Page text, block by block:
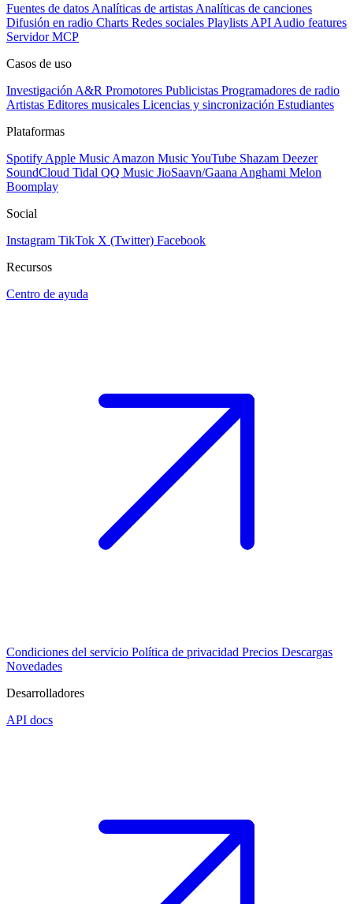
Fuentes de datos Analíticas de artistas Analíticas de canciones
Difusión en radio Charts Redes sociales Playlists API Audio features
Servidor MCP
Casos de uso
Investigación A&R Promotores Publicistas Programadores de radio
Artistas Editores musicales Licencias y sincronización Estudiantes
Plataformas
Spotify Apple Music Amazon MusicYouTube Shazam Deezer
SoundCloud Tidal QQ Music JioSaavn/Gaana Anghami Melon
Boomplay
Social
Instagram TikTok X (Twitter) Facebook
Recursos
Centro de ayuda
Condiciones del servicio Política de privacidad Precios Descargas
Novedades
Desarrolladores
API docs